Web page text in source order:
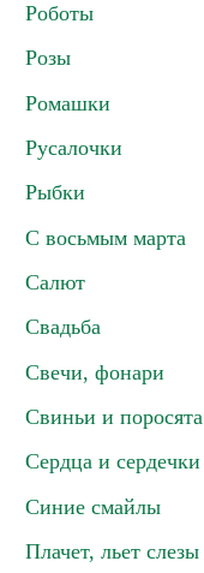
Роботы
Розы
Ромашки
Русалочки
Рыбки
С восьмым марта
Салют
Свадьба
Свечи, фонари
Свиньи и поросята
Сердца и сердечки
Синие смайлы
Плачет, льет слезы